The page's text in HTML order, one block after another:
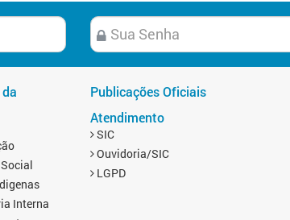
Interna
Publicações Oficiais
Atendimento
SIC
Ouvidoria/SIC
LGPD